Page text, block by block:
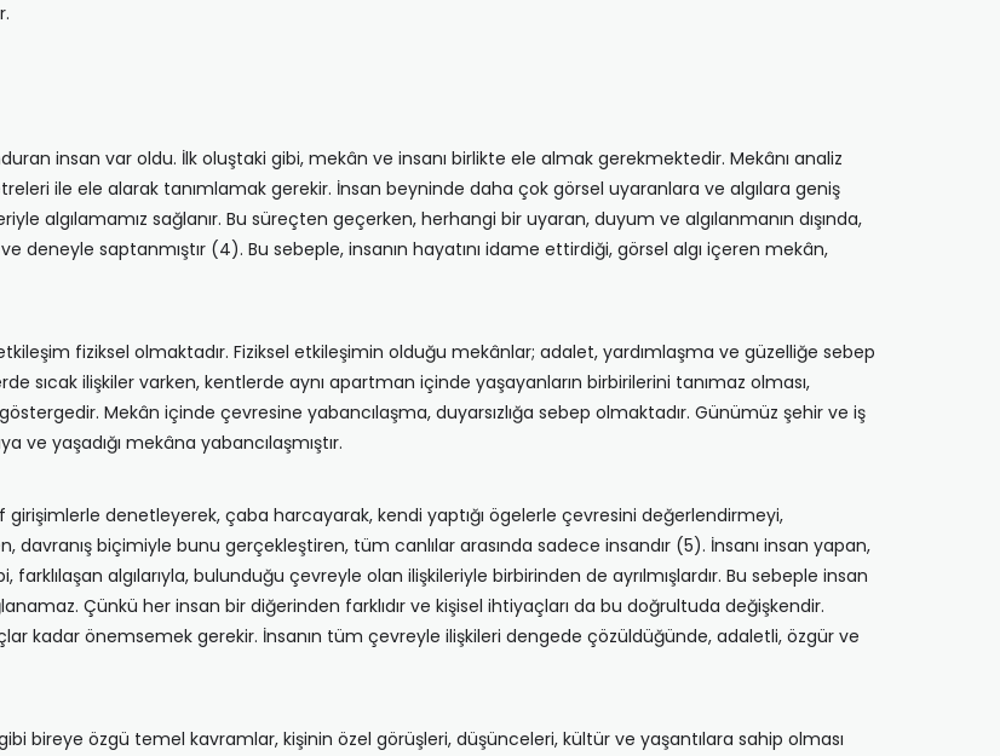
insan var oldu. İlk oluştaki gibi, mekân ve insanı birlikte ele almak gerekmektedir. Mekânı analiz
ile ele alarak tanımlamak gerekir. İnsan beyninde daha çok görsel uyaranlara ve algılara geniş
algılamamız sağlanır. Bu süreçten geçerken, herhangi bir uyaran, duyum ve algılanmanın dışında,
deneyle saptanmıştır (4). Bu sebeple, insanın hayatını idame ettirdiği, görsel algı içeren mekân,
fiziksel olmaktadır. Fiziksel etkileşimin olduğu mekânlar; adalet, yardımlaşma ve güzelliğe sebep
sıcak ilişkiler varken, kentlerde aynı apartman içinde yaşayanların birbirilerini tanımaz olması,
Mekân içinde çevresine yabancılaşma, duyarsızlığa sebep olmaktadır. Günümüz şehir ve iş
ve yaşadığı mekâna yabancılaşmıştır.
girişimlerle denetleyerek, çaba harcayarak, kendi yaptığı ögelerle çevresini değerlendirmeyi,
davranış biçimiyle bunu gerçekleştiren, tüm canlılar arasında sadece insandır (5). İnsanı insan yapan,
farklılaşan algılarıyla, bulunduğu çevreyle olan ilişkileriyle birbirinden de ayrılmışlardır. Bu sebeple insan
Çünkü her insan bir diğerinden farklıdır ve kişisel ihtiyaçları da bu doğrultuda değişkendir.
kadar önemsemek gerekir. İnsanın tüm çevreyle ilişkileri dengede çözüldüğünde, adaletli, özgür ve
bireye özgü temel kavramlar, kişinin özel görüşleri, düşünceleri, kültür ve yaşantılara sahip olması